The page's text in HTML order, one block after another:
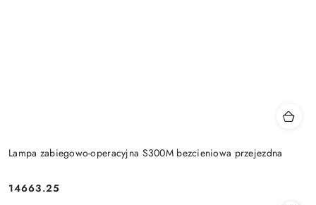
Lampa zabiegowo-operacyjna S300M bezcieniowa przejezdna
Cena:
14663.25